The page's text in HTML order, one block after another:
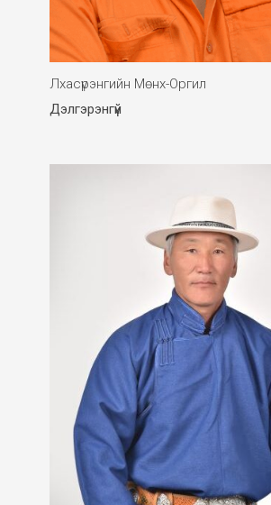
Лхасүрэнгийн Мөнх-Оргил
Дэлгэрэнгүй